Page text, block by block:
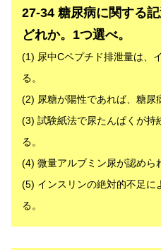
27-34 糖尿病に関する
どれか。1つ選べ。
(1) 尿中Cペプチド排泄量は、
る。
(2) 尿糖が陽性であれば、糖尿
(3) 試験紙法で尿たんぱくが持
る。
(4) 微量アルブミン尿が認めら
(5) インスリンの絶対的不足に
る。